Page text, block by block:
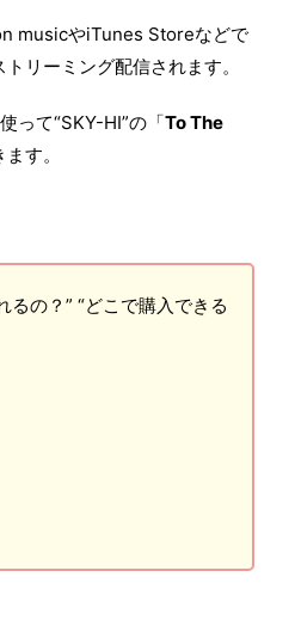
musicやiTunes Storeなどで
リーミング配信されます。
って“SKY-HI”の「To The
す。
るの？” “どこで購入できる